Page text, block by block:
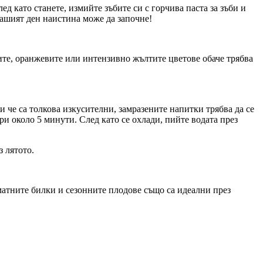
като станете, измийте зъбите си с горчива паста за зъби и
ден наистина може да започне!
оранжевите или интензивно жълтите цветове обаче трябва
са толкова изкусителни, замразените напитки трябва да се
около 5 минути. След като се охлади, пийте водата през
лятото.
билки и сезонните плодове също са идеални през